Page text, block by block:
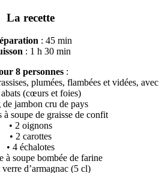
La recette
: 45 min
: 1 h 30 min
8 personnes :
plumées, flambées et vidées, avec
(cœurs et foies)
de jambon cru de pays
à soupe de graisse de confit
• 2 oignons
• 2 carottes
• 4 échalotes
à soupe bombée de farine
verre d’armagnac (5 cl)